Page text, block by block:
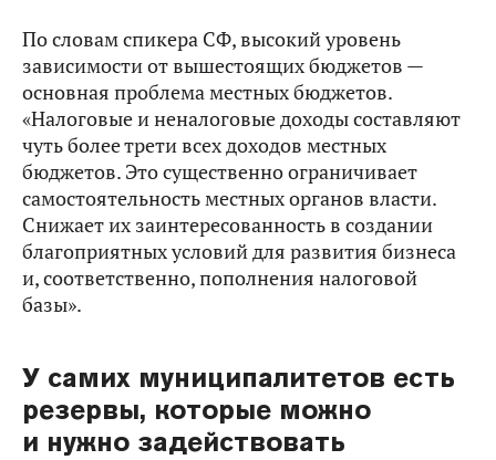
По словам спикера СФ, высокий уровень
зависимости от вышестоящих бюджетов —
основная проблема местных бюджетов.
«Налоговые и неналоговые доходы составляют
чуть более трети всех доходов местных
бюджетов. Это существенно ограничивает
самостоятельность местных органов власти.
Снижает их заинтересованность в создании
благоприятных условий для развития бизнеса
и, соответственно, пополнения налоговой
базы».
У самих муниципалитетов есть
резервы, которые можно
и нужно задействовать